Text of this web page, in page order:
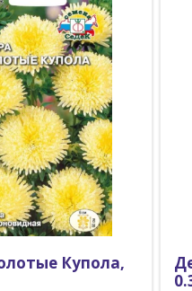
Купола,